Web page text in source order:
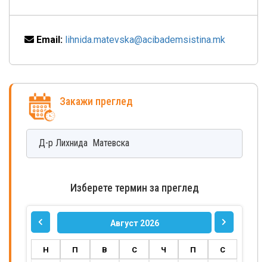
Email: lihnida.matevska@acibademsistina.mk
Закажи преглед
Д-р Лихнида Матевска
Изберете термин за преглед
Август 2026
Н П В С Ч П С